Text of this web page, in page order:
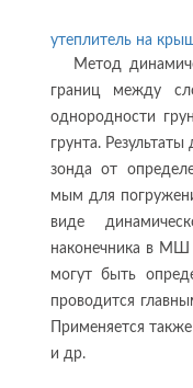
утеплитель на
Метод
границ между
однородности
грунта.
зонда от
мым для
виде
наконечника в МШ
могут быть
проводится
Применяется
и др.